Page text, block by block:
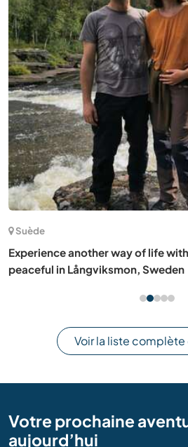
Suède
Experience another way of life
peaceful in Långviksmon, Sweden
Voir la liste
Votre prochaine
aujourd’hui